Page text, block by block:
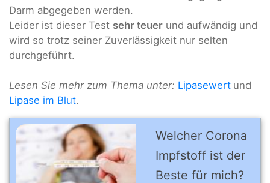
Darm abgegeben werden.
Leider ist dieser Test sehr teuer und aufwändig und
wird so trotz seiner Zuverlässigkeit nur selten
durchgeführt.
Lesen Sie mehr zum Thema unter: Lipasewert und
Lipase im Blut.
Welcher Corona
Impfstoff ist der
Beste für mich?